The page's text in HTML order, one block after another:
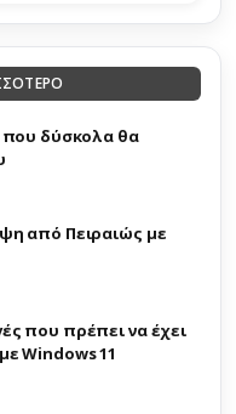
που δύσκολα θα
από Πειραιώς με
που πρέπει να έχει
Windows 11